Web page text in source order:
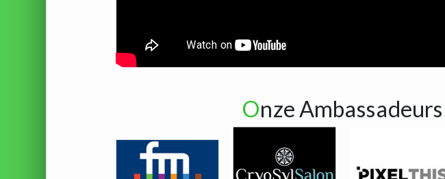
Onze Ambassadeurs